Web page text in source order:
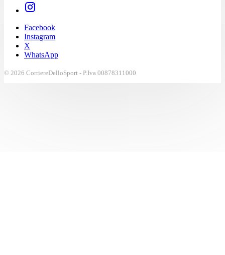
Facebook
Instagram
X
WhatsApp
© 2026 CorriereDelloSport - P.Iva 00878311000